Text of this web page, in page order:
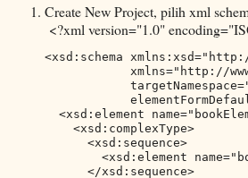
Create New Project, pilih xml
<?xml version="1.0"
<xsd:schema
xmlns="http://
<xsd:element
    <xsd:complexType>
      <xsd:sequence>
<xsd:element
      </xsd:sequence>